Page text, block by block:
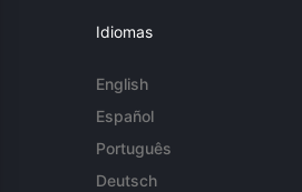
Idiomas
English
Español
Português
Deutsch